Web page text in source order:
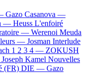
Gazo Casanova —
— Heuss L'enfoiré
— Werenoi Meuda
— Josman Interlude
1 2 3 4 — ZOKUSH
Joseph Kamel Nouvelles
(FR) DIE — Gazo